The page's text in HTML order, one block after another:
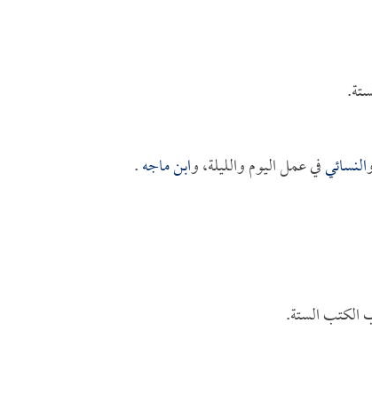
النسائيفي عمل اليوم والليلة، وابن ماجه.
الستة.